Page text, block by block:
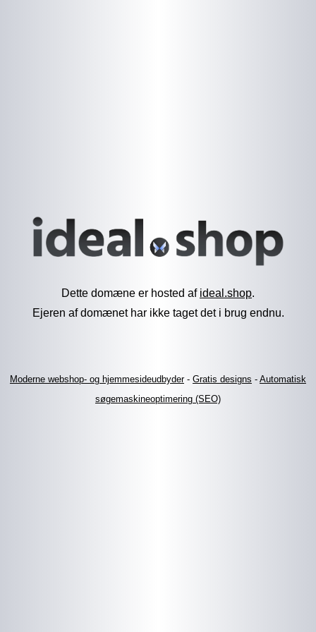
Dette domæne er hosted af ideal.shop.
Ejeren af domænet har ikke taget det i brug endnu.
Moderne webshop- og hjemmesideudbyder- Gratis designs - Automatisk
søgemaskineoptimering (SEO)